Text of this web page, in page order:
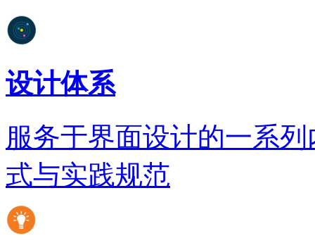
设计体系
服务于界面设计的一系
式与实践规范